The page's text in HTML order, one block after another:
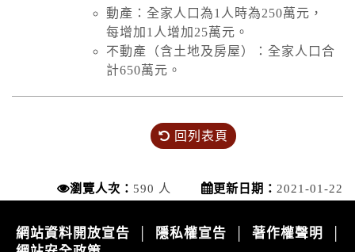
動產：全家人口為1人時為250萬元，
每增加1人增加25萬元。
不動產（含土地及房屋）：全家人口合
計650萬元。
回列表頁
瀏覽人次： 590 人 更新日期： 2021-01-22
網站資料開放宣告 隱私權宣告 著作權聲明